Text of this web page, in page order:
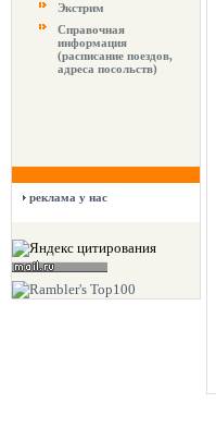
Экстрим
Справочная
информация
(расписание поездов,
адреса посольств)
реклама у нас